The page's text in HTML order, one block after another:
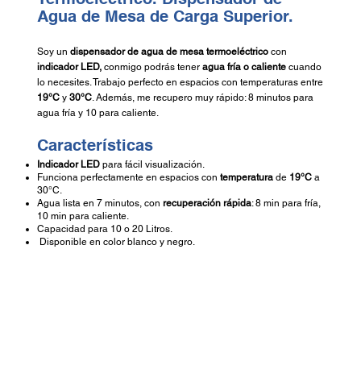
Agua de Mesade Carga Superior.
Soy undispensador de agua de mesa termoeléctrico con
indicador LED, conmigo podrás teneragua fría o caliente cuando
lo necesites. Trabajo perfecto en espacios con temperaturas entre
19°C y30°C. Además, me recupero muy rápido: 8 minutos para
agua fría y 10 para caliente.
Características
Indicador LED para fácil visualización.
Funciona perfectamente en espacios contemperaturade 19°C a
30°C.
Agua lista en 7 minutos, con recuperación rápida: 8 min para fría,
10 min para caliente.
Capacidad para 10 o 20 Litros.
Disponible en color blanco y negro.